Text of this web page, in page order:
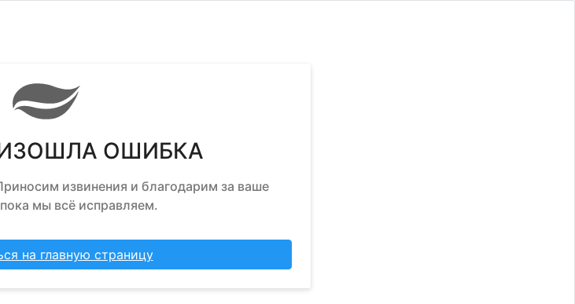
ОШИБКА
извинения и благодарим за ваше
мы всё исправляем.
на главную страницу